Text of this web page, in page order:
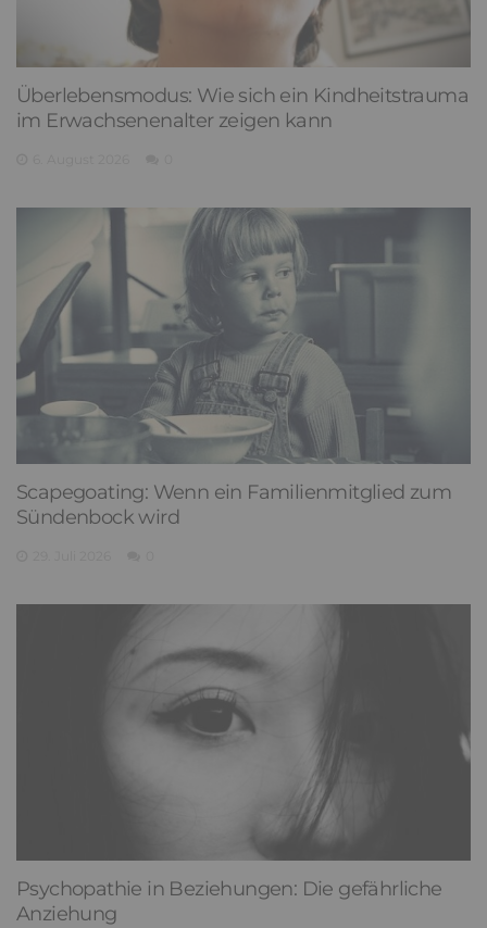
Überlebensmodus: Wie sich ein Kindheitstrauma
im Erwachsenenalter zeigen kann
Scapegoating: Wenn ein Familienmitglied zum
Sündenbock wird
Psychopathie in Beziehungen: Die gefährliche
Anziehung